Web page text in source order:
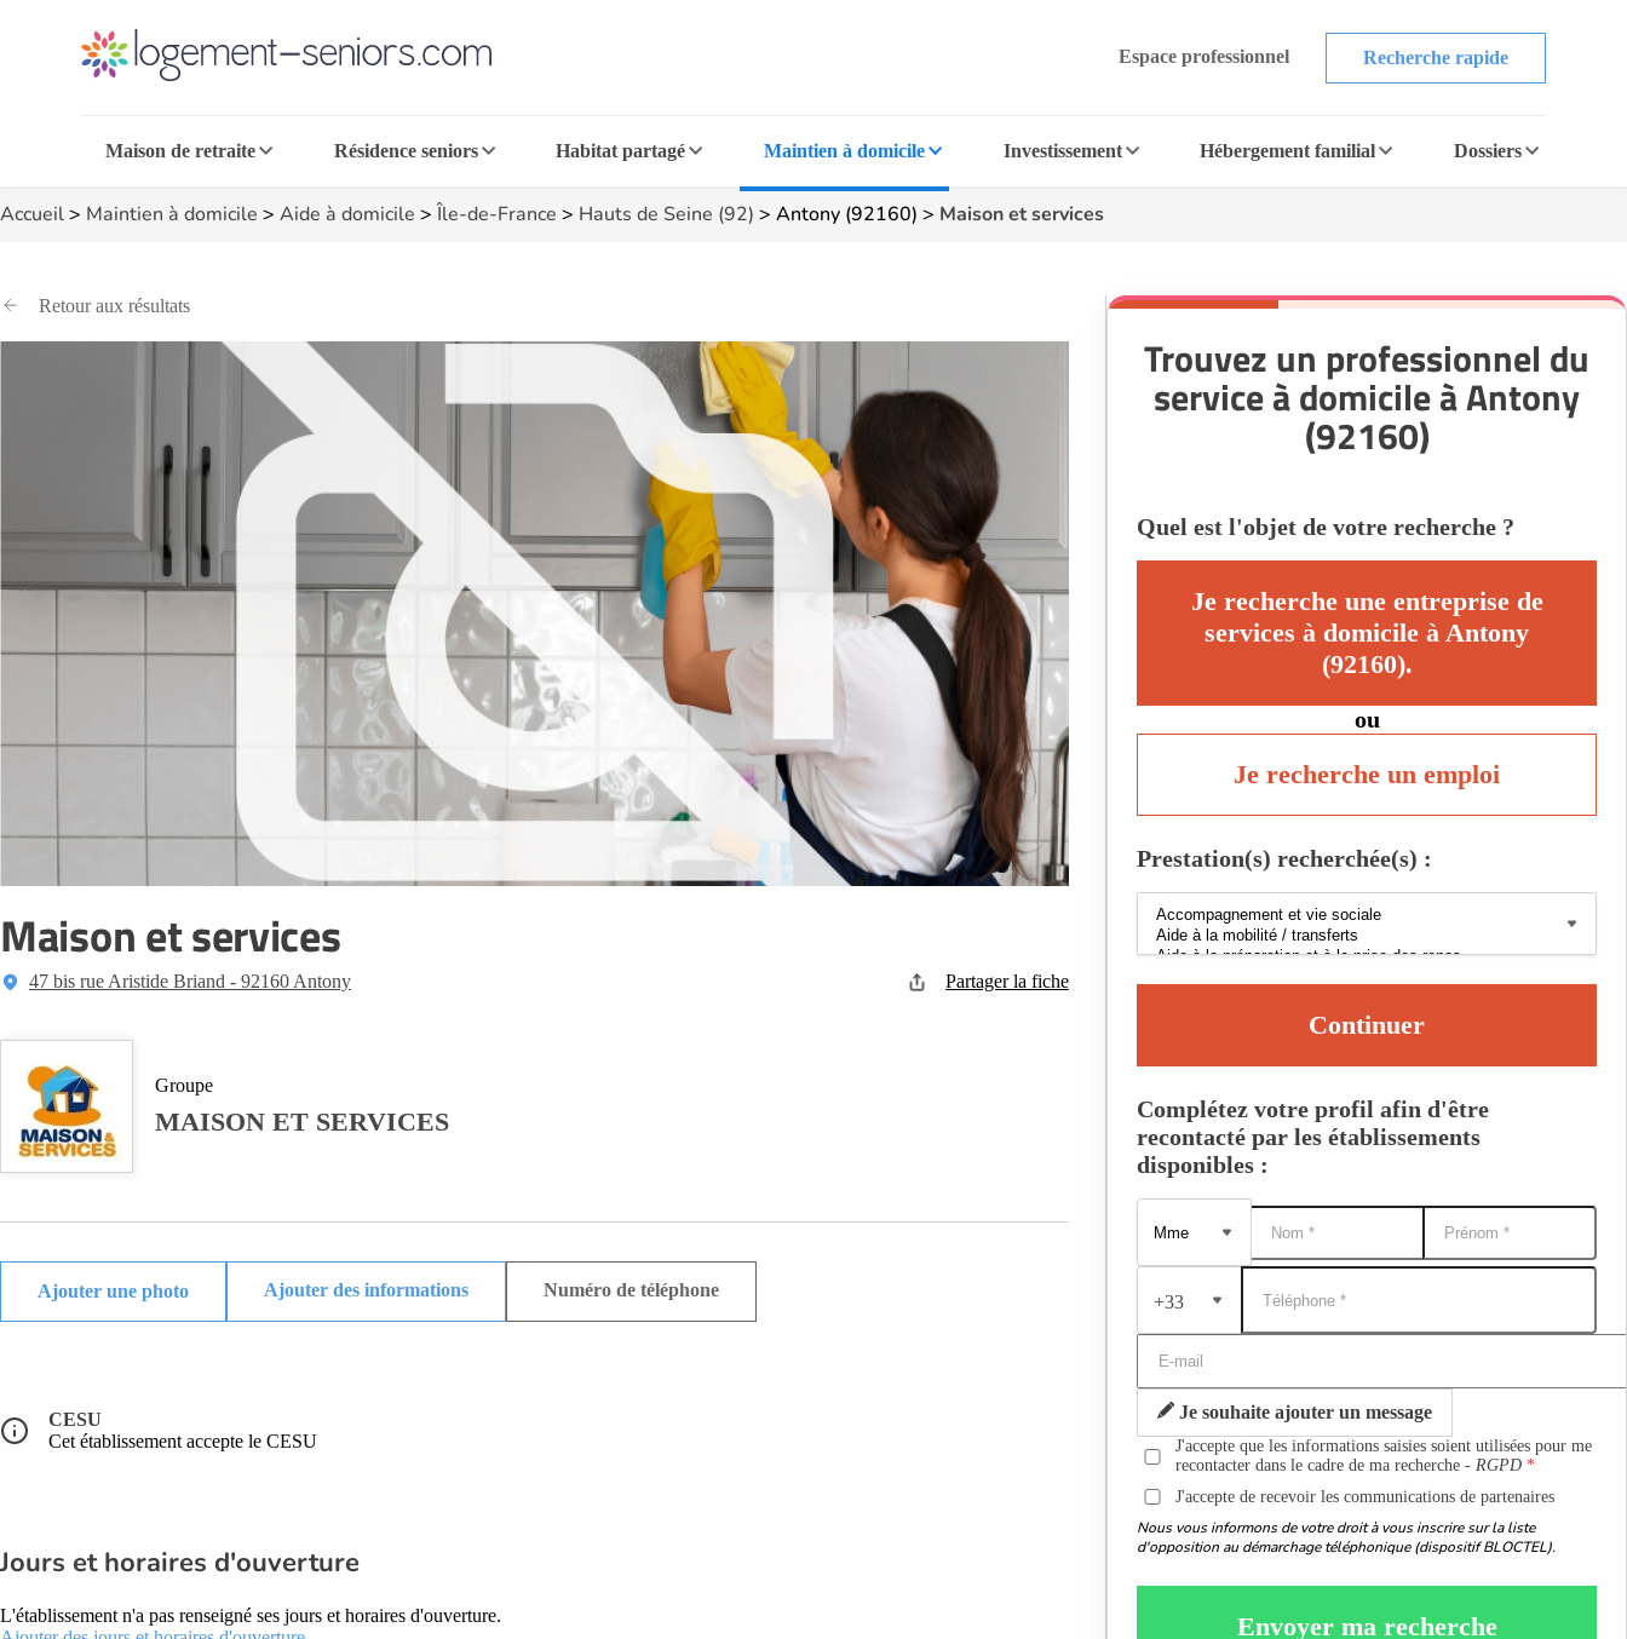
Espace professionnel Recherche rapide
Maison de retraite Résidence seniors Habitat partagé Maintien à domicile Investissement Hébergement familial Dossiers
Accueil> Maintien à domicile > Aide à domicile > Île-de-France > Hauts de Seine (92) > Antony (92160) > Maison et services
Retour aux résultats
Maison et services
47 bis rue Aristide Briand - 92160 Antony Partager la fiche
Groupe
MAISON ET SERVICES
Ajouter des informations Numéro de téléphone
CESU
Cet établissement accepte le CESU
Jours et horaires d'ouverture
L'établissement n'a pas renseigné ses jours et horaires d'ouverture.
Trouvez un professionnel du
service à domicile à Antony
(92160)
Quel est l'objet de votre recherche ?
Je recherche une entreprise de
services à domicile à Antony
(92160).
ou
Je recherche un emploi
Prestation(s) recherchée(s) :
Continuer
Complétez votre profil afin d'être
recontacté par les établissements
disponibles :
+33
Je souhaite ajouter un message
J'accepte que les informations saisies soient utilisées pour me
recontacter dans le cadre de ma recherche -RGPD
J'accepte de recevoir les communications de partenaires
Nous vous informons de votre droit à vous inscrire sur la liste
d'opposition au démarchage téléphonique (dispositif BLOCTEL).
Envoyer ma recherche